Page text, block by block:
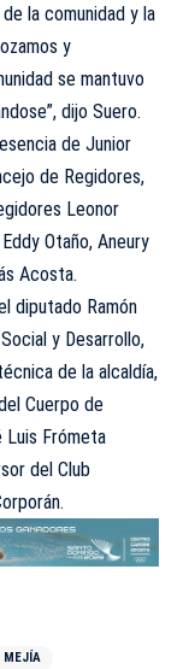
la comunidad y la
y
se mantuvo
dijo Suero.
de Junior
de Regidores,
Leonor
Otaño, Aneury
Acosta.
diputado Ramón
y Desarrollo,
de la alcaldía,
Cuerpo de
Luis Frómeta
del Club
MEJÍA